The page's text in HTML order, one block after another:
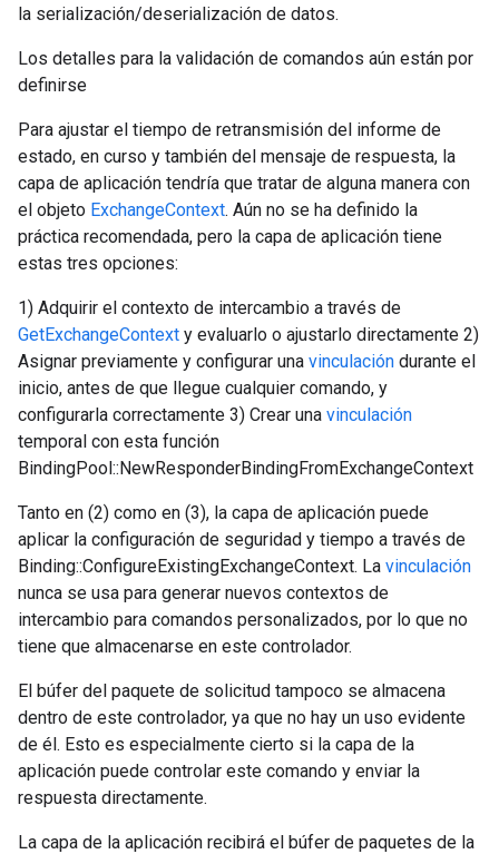
la serialización/deserialización de datos.
Los detalles para la validación de comandos aún están por
definirse
Para ajustar el tiempo de retransmisión del informe de
estado, en curso y también del mensaje de respuesta, la
capa de aplicación tendría que tratar de alguna manera con
el objeto ExchangeContext. Aún no se ha definido la
práctica recomendada, pero la capa de aplicación tiene
estas tres opciones:
1) Adquirir el contexto de intercambio a través de
GetExchangeContext y evaluarlo o ajustarlo directamente 2)
Asignar previamente y configurar una vinculación durante el
inicio, antes de que llegue cualquier comando, y
configurarla correctamente 3) Crear una vinculación
temporal con esta función
BindingPool::NewResponderBindingFromExchangeContext
Tanto en (2) como en (3), la capa de aplicación puede
aplicar la configuración de seguridad y tiempo a través de
Binding::ConfigureExistingExchangeContext. La vinculación
nunca se usa para generar nuevos contextos de
intercambio para comandos personalizados, por lo que no
tiene que almacenarse en este controlador.
El búfer del paquete de solicitud tampoco se almacena
dentro de este controlador, ya que no hay un uso evidente
de él. Esto es especialmente cierto si la capa de la
aplicación puede controlar este comando y enviar la
respuesta directamente.
La capa de la aplicación recibirá el búfer de paquetes de la